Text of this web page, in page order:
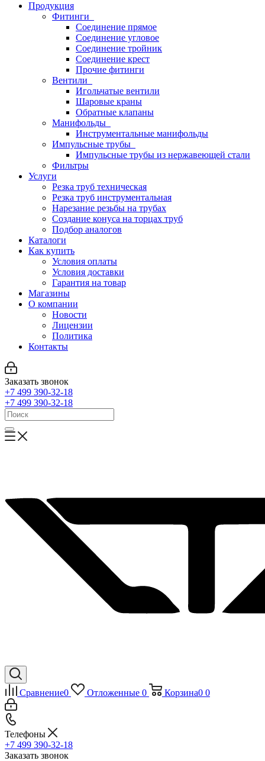
Продукция
Фитинги
Соединение прямое
Соединение угловое
Соединение тройник
Соединение крест
Прочие фитинги
Вентили
Игольчатые вентили
Шаровые краны
Обратные клапаны
Манифольды
Инструментальные манифольды
Импульсные трубы
Импульсные трубы из нержавеющей стали
Фильтры
Услуги
Резка труб техническая
Резка труб инструментальная
Нарезание резьбы на трубах
Создание конуса на торцах труб
Подбор аналогов
Каталоги
Как купить
Условия оплаты
Условия доставки
Гарантия на товар
Магазины
О компании
Новости
Лицензии
Политика
Контакты
Заказать звонок
+7 499 390-32-18
+7 499 390-32-18
Сравнение0 Отложенные 0 Корзина0 0
Телефоны
+7 499 390-32-18
Заказать звонок